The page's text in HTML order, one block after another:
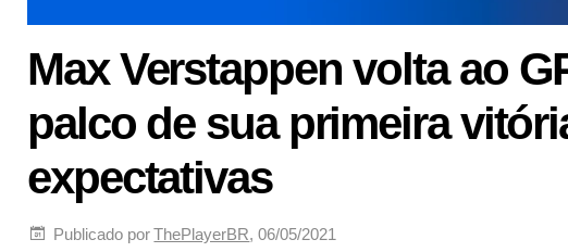
Max Verstappen volta ao
palco de sua primeira
expectativas
Publicado por ThePlayerBR, 06/05/2021